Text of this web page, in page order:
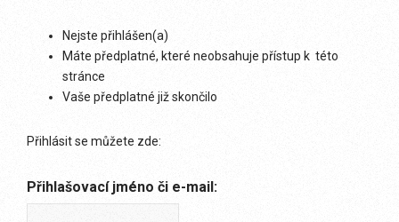
Nejste přihlášen(a)
Máte předplatné, které neobsahuje přístup k této
stránce
Vaše předplatné již skončilo
Přihlásit se můžete zde:
Přihlašovací jméno či e-mail: